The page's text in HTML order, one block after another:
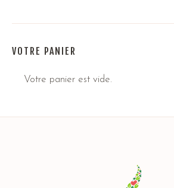
VOTRE PANIER
Votre panier est vide.